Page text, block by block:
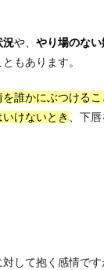
況や、 やり場のな
もあります。
誰かにぶつける
けないとき 、下
して抱く感情で